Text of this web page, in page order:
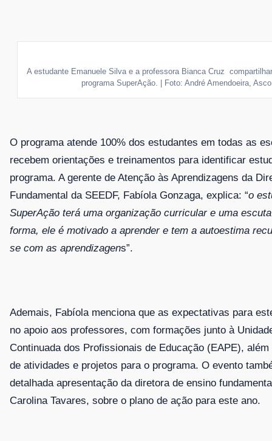
A estudante Emanuele Silva e a professora Bianca Cruz
programa SuperAção. | Foto: André Amendoeira,
O programa atende 100% dos estudantes em todas as
recebem orientações e treinamentos para identificar
programa. A gerente de Atenção às Aprendizagens da
Fundamental da SEEDF, Fabíola Gonzaga, explica: “o
SuperAção terá uma organização curricular e uma
forma, ele é motivado a aprender e tem a autoestima
se com as aprendizagens”.
Ademais, Fabíola menciona que as expectativas para
no apoio aos professores, com formações junto à
Continuada dos Profissionais de Educação (EAPE),
de atividades e projetos para o programa. O evento
detalhada apresentação da diretora de ensino
Carolina Tavares, sobre o plano de ação para este ano.